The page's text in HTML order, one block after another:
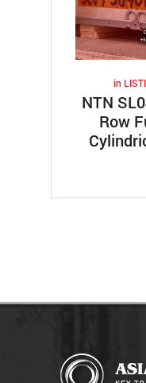
in
NTN
Row